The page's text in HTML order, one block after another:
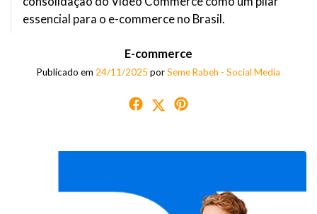
essencial para o e-commerce no Brasil.
E-commerce
Publicado em 24/11/2025 porSeme Rabeh - Social Media